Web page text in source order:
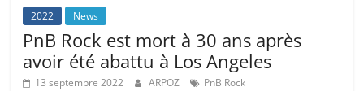
2022 News
PnB Rock est mort à 30 ans après
avoir été abattu à Los Angeles
13 septembre 2022 ARPOZ PnB Rock